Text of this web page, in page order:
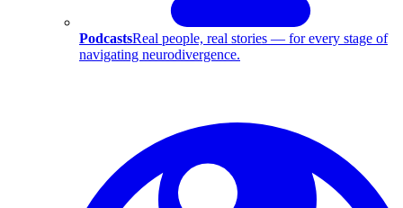
PodcastsReal people, real stories — for every stage of
navigating neurodivergence.